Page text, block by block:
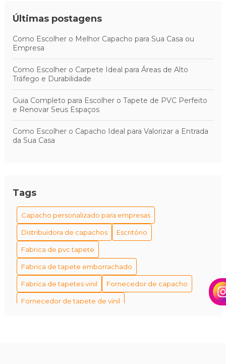
Últimas postagens
Como Escolher o Melhor Capacho para Sua Casa ou
Empresa
Como Escolher o Carpete Ideal para Áreas de Alto
Tráfego e Durabilidade
Guia Completo para Escolher o Tapete de PVC Perfeito
e Renovar Seus Espaços
Como Escolher o Capacho Ideal para Valorizar a Entrada
da Sua Casa
Tags
Capacho personalizado para empresas
Distribuidora de capachos Escritório
Fabrica de pvc tapete
Fabrica de tapete emborrachado
Fabrica de tapetes vinil Fornecedor de capacho
Fornecedor de tapete de vinil